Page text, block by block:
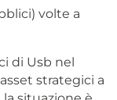
volte a
di Usb nel
strategici a